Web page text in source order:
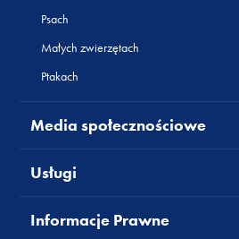
Psach
Małych zwierzętach
Ptakach
Media społecznościowe
Usługi
Informacje Prawne